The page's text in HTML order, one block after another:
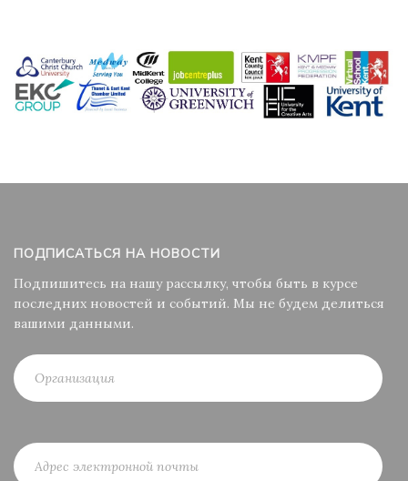
ПОДПИСАТЬСЯ НА НОВОСТИ
Подпишитесь на нашу рассылку, чтобы быть в курсе
последних новостей и событий. Мы не будем делиться
вашими данными.